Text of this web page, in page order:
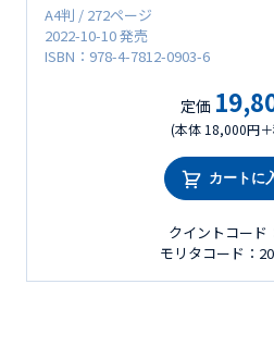
A4判 / 272ページ
2022-10-10 発売
ISBN：978-4-7812-0903-6
定価
(本体 18,000円
カートに
クイントコード
モリタコード：